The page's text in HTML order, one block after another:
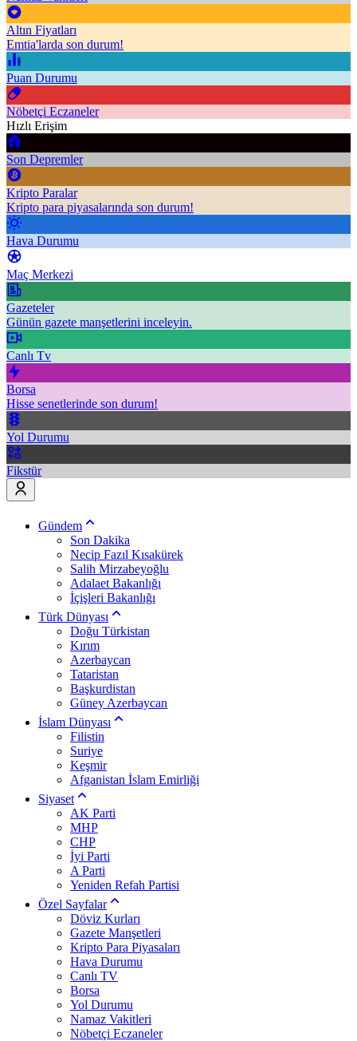
Altın Fiyatları
Emtia'larda son durum!
Puan Durumu
Nöbetçi Eczaneler
Hızlı Erişim
Son Depremler
Kripto Paralar
Kripto para piyasalarında son durum!
Hava Durumu
Maç Merkezi
Gazeteler
Günün gazete manşetlerini inceleyin.
Canlı Tv
Borsa
Hisse senetlerinde son durum!
Yol Durumu
Fikstür
Gündem
Son Dakika
Necip Fazıl Kısakürek
Salih Mirzabeyoğlu
Adalaet Bakanlığı
İçişleri Bakanlığı
Türk Dünyası
Doğu Türkistan
Kırım
Azerbaycan
Tataristan
Başkurdistan
Güney Azerbaycan
İslam Dünyası
Filistin
Suriye
Keşmir
Afganistan İslam Emirliği
Siyaset
AK Parti
MHP
CHP
İyi Parti
A Parti
Yeniden Refah Partisi
Özel Sayfalar
Döviz Kurları
Gazete Manşetleri
Kripto Para Piyasaları
Hava Durumu
Canlı TV
Borsa
Yol Durumu
Namaz Vakitleri
Nöbetçi Eczaneler